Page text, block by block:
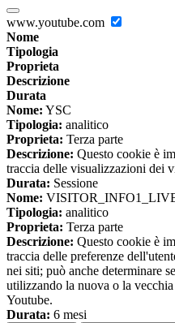
www.youtube.com
Nome
Tipologia
Proprieta
Descrizione
Durata
Nome: YSC
Tipologia: analitico
Proprieta: Terza parte
Descrizione: Questo cookie è
traccia delle visualizzazioni dei
Durata: Sessione
Nome:
Tipologia: analitico
Proprieta: Terza parte
Descrizione: Questo cookie è
traccia delle preferenze
nei siti; può anche determinare
utilizzando la nuova o la
Youtube.
Durata: 6 mesi